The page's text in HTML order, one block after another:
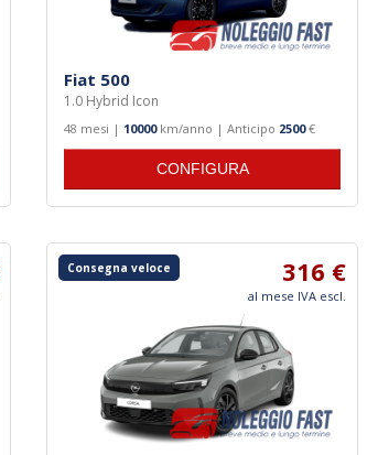
Fiat 500
1.0 Hybrid Icon
48 mesi | 10000km/anno | Anticipo 2500€
CONFIGURA
Consegna veloce 316 €
al mese IVA escl.